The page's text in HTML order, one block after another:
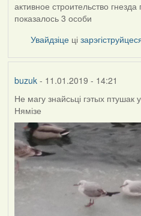
активное строительство
показалось 3 особи
Увайдзіце ці
buzuk- 11.01.2019 - 14:21
Не магу знайсьці гэтых птушак
Нямізе